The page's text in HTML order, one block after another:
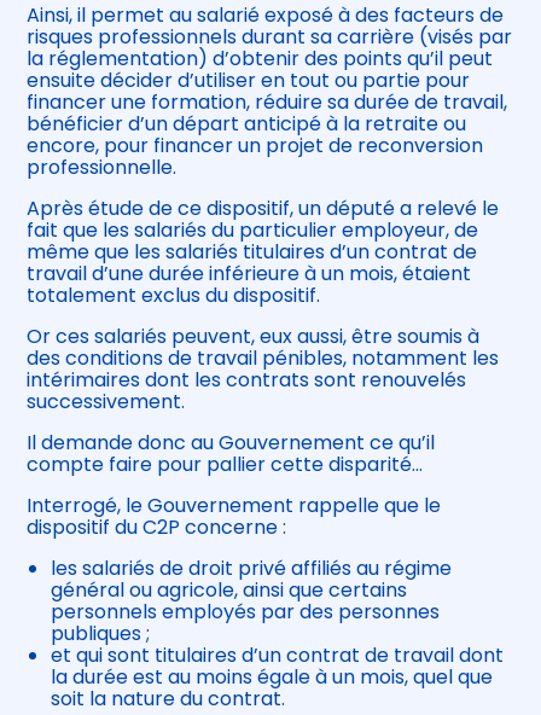
Ainsi, il permet au salarié exposé à des facteurs de
risques professionnels durant sa carrière (visés par
la réglementation) d’obtenir des points qu’il peut
ensuite décider d’utiliser en tout ou partie pour
financer une formation, réduire sa durée de travail,
bénéficier d’un départ anticipé à la retraite ou
encore, pour financer un projet de reconversion
professionnelle.
Après étude de ce dispositif, un député a relevé le
fait que les salariés du particulier employeur, de
même que les salariés titulaires d’un contrat de
travail d’une durée inférieure à un mois, étaient
totalement exclus du dispositif.
Or ces salariés peuvent, eux aussi, être soumis à
des conditions de travail pénibles, notamment les
intérimaires dont les contrats sont renouvelés
successivement.
Il demande donc au Gouvernement ce qu’il
compte faire pour pallier cette disparité…
Interrogé, le Gouvernement rappelle que le
dispositif du C2P concerne :
les salariés de droit privé affiliés au régime
général ou agricole, ainsi que certains
personnels employés par des personnes
publiques ;
et qui sont titulaires d’un contrat de travail dont
la durée est au moins égale à un mois, quel que
soit la nature du contrat.